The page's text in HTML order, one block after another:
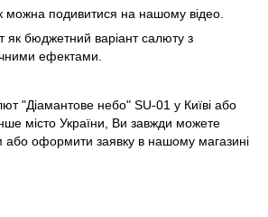
подивитися на нашому відео.
як бюджетний варіант салюту з
ефектами.
"Діамантове небо" SU-01 у Київі або
місто України, Ви завжди можете
або оформити заявку в нашому магазині